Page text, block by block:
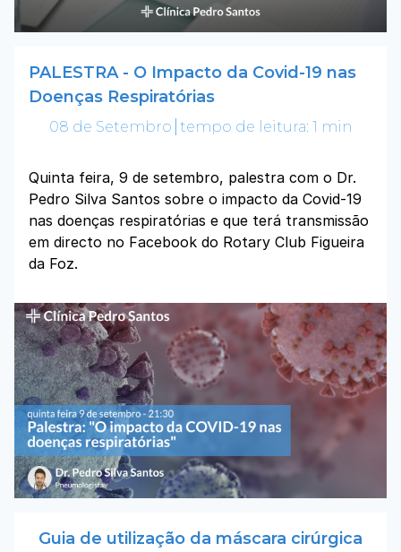
PALESTRA - O Impacto da Covid-19 nas
Doenças Respiratórias
08 de Setembro tempo de leitura: 1 min
Quinta feira, 9 de setembro, palestra com o Dr.
Pedro Silva Santos sobre o impacto da Covid-19
nas doenças respiratórias e que terá transmissão
em directo no Facebook do Rotary Club Figueira
da Foz.
Guia de utilização da máscara cirúrgica